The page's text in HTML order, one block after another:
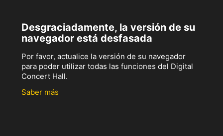
Desgraciadamente, la versión de su
navegador está desfasada
Por favor, actualice la versión de su navegador
para poder utilizar todas las funciones del Digital
Concert Hall.
Saber más